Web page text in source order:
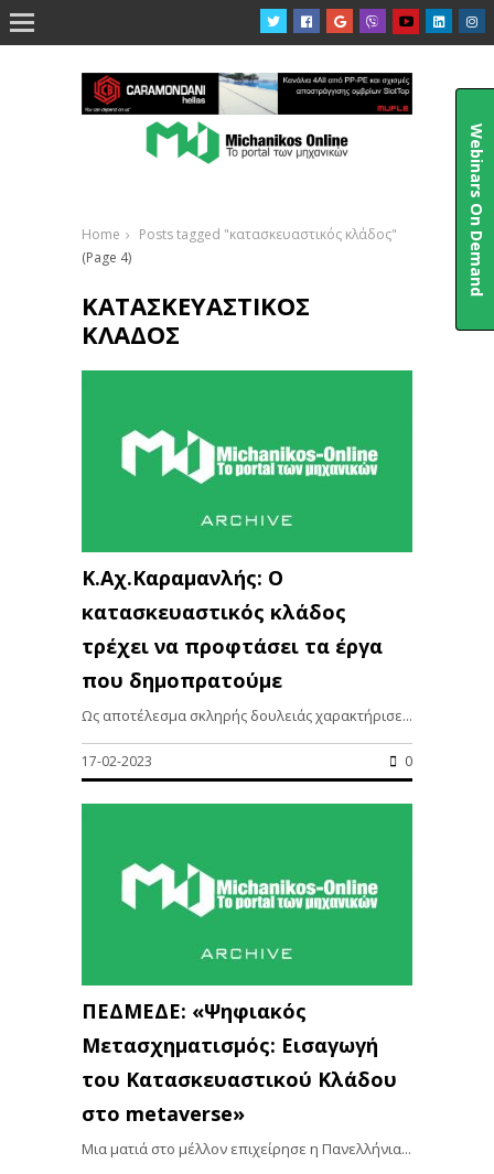

Home
Posts tagged "κατασκευαστικός κλάδος"
(Page 4)
ΚΑΤΑΣΚΕΥΑΣΤΙΚΌΣ
ΚΛΆΔΟΣ
Κ.Αχ.Καραμανλής: Ο
κατασκευαστικός κλάδος
τρέχει να προφτάσει τα έργα
που δημοπρατούμε
Ως αποτέλεσμα σκληρής δουλειάς χαρακτήρισε...
17-02-2023 0
ΠΕΔΜΕΔΕ: «Ψηφιακός
Μετασχηματισμός: Εισαγωγή
του Κατασκευαστικού Κλάδου
στο metaverse»
Μια ματιά στο μέλλον επιχείρησε η Πανελλήνια...
Webinars On Demand